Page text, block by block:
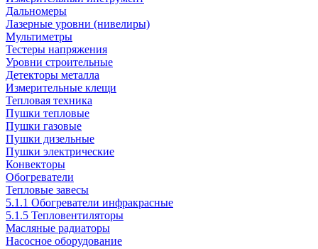
Дальномеры
Лазерные уровни (нивелиры)
Мультиметры
Тестеры напряжения
Уровни строительные
Детекторы металла
Измерительные клещи
Тепловая техника
Пушки тепловые
Пушки газовые
Пушки дизельные
Пушки электрические
Конвекторы
Обогреватели
Тепловые завесы
5.1.1 Обогреватели инфракрасные
5.1.5 Тепловентиляторы
Масляные радиаторы
Насосное оборудование